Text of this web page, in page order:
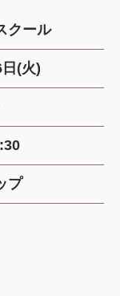
クール
(火)
プ